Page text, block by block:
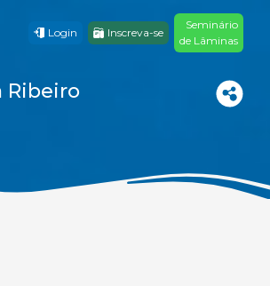
Ribeiro
Login Inscreva-se
Seminário
de Lâminas